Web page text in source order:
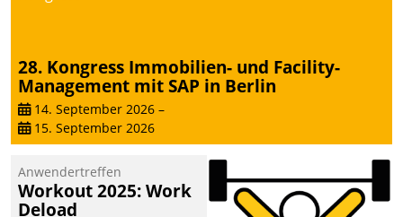
28. Kongress Immobilien- und Facility-
Management mit SAP in Berlin
14. September 2026 –
15. September 2026
Anwendertreffen
Workout 2025: Work
Deload